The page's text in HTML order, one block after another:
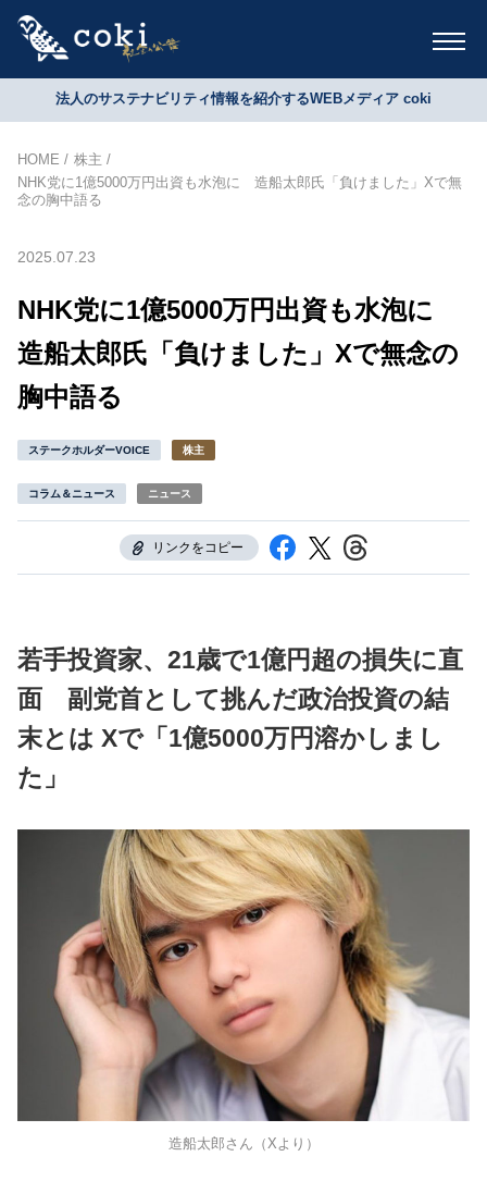
法人のサステナビリティ情報を紹介するWEBメディア coki
HOME
株主
NHK党に1億5000万円出資も水泡に 造船太郎氏「負けました」Xで無
念の胸中語る
2025.07.23
NHK党に1億5000万円出資も水泡に
造船太郎氏「負けました」Xで無念の
胸中語る
ステークホルダーVOICE 株主
コラム＆ニュース ニュース
リンクをコピー
若手投資家、21歳で1億円超の損失に直
面 副党首として挑んだ政治投資の結
末とは Xで「1億5000万円溶かしまし
た」
造船太郎さん（Xより）